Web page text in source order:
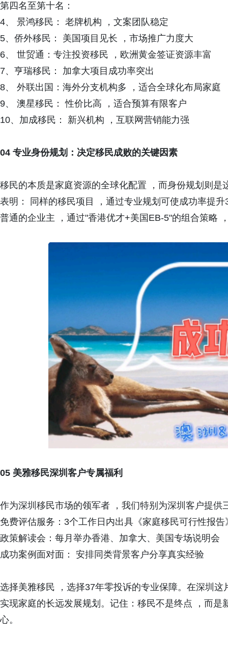
第四名至第十名：
4、 景鸿移民： 老牌机构 ，文案团队稳定
5、侨外移民： 美国项目见长 ，市场推广力度大
6、 世贸通：专注投资移民 ，欧洲黄金签证资源丰富
7、亨瑞移民： 加拿大项目成功率突出
8、 外联出国：海外分支机构多 ，适合全球化布局家庭
9、 澳星移民： 性价比高 ，适合预算有限客户
10、加成移民： 新兴机构 ，互联网营销能力强
04 专业身份规划：决定移民成败的关键因素
移民的本质是家庭资源的全球化配置 ，而身份规划则
表明： 同样的移民项目 ，通过专业规划可使成功率提
普通的企业主 ，通过"香港优才+美国EB-5"的组合策略
05 美雅移民深圳客户专属福利
作为深圳移民市场的领军者 ，我们特别为深圳客户提供
免费评估服务：3个工作日内出具《家庭移民可行性报告
政策解读会：每月举办香港、加拿大、美国专场说明会
成功案例面对面： 安排同类背景客户分享真实经验
选择美雅移民 ，选择37年零投诉的专业保障。在深圳
实现家庭的长远发展规划。记住：移民不是终点 ，而
心。